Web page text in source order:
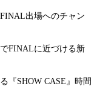
出場へのチャン
FINALに近づける新
『SHOW CASE』時間